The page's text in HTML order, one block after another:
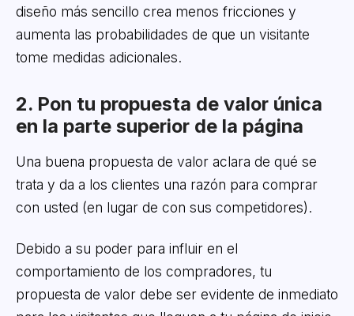
diseño más sencillo crea menos fricciones y
aumenta las probabilidades de que un visitante
tome medidas adicionales.
2. Pon tu propuesta de valor única
en la parte superior de la página
Una buena propuesta de valor aclara de qué se
trata y da a los clientes una razón para comprar
con usted (en lugar de con sus competidores).
Debido a su poder para influir en el
comportamiento de los compradores, tu
propuesta de valor debe ser evidente de inmediato